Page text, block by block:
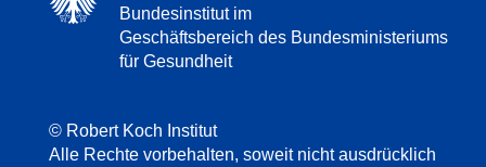
Bundesinstitut im
Geschäftsbereich des Bundesministeriums
für Gesundheit
© Robert Koch Institut
Alle Rechte vorbehalten, soweit nicht ausdrücklich